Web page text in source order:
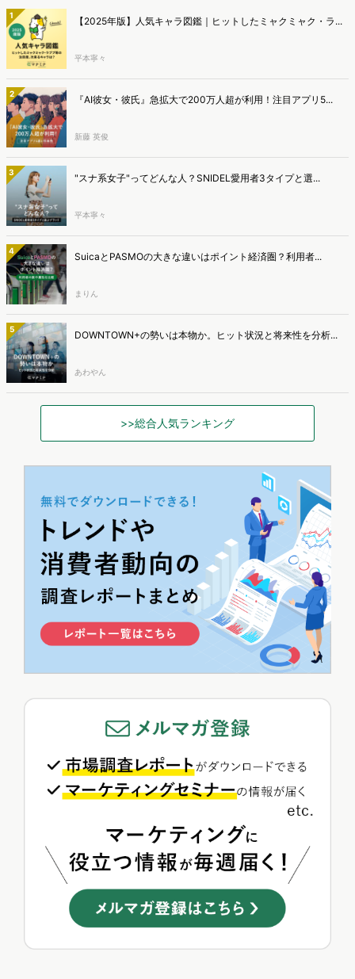
1 【2025年版】人気キャラ図鑑｜ヒットしたミャクミャク・ラ...
平本寧々
2 『AI彼女・彼氏』急拡大で200万人超が利用！注目アプリ5...
新藤 英俊
3 "スナ系女子"ってどんな人？SNIDEL愛用者3タイプと選...
平本寧々
4 SuicaとPASMOの大きな違いはポイント経済圏？利用者...
まりん
5 DOWNTOWN+の勢いは本物か。ヒット状況と将来性を分析...
あわやん
>>総合人気ランキング